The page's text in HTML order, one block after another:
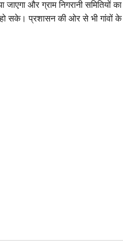
और ग्राम निगरानी समितियों
हो सके। प्रशासन की ओर से भी